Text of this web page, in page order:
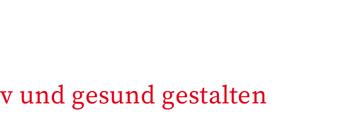
und gesund gestalten